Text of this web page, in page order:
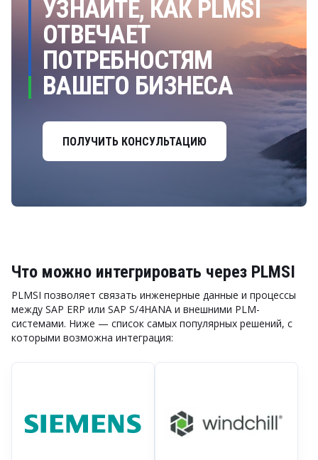
УЗНАЙТЕ, КАК PLMSI
ОТВЕЧАЕТ
ПОТРЕБНОСТЯМ
ВАШЕГО БИЗНЕСА
ПОЛУЧИТЬ КОНСУЛЬТАЦИЮ
Что можно интегрировать через PLMSI
PLMSI позволяет связать инженерные данные и процессы
между SAP ERP или SAP S/4HANA и внешними PLM-
системами. Ниже — список самых популярных решений, с
которыми возможна интеграция: